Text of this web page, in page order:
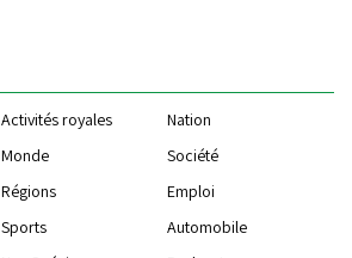
Activités royales
Nation
Monde
Société
Régions
Emploi
Sports
Automobile